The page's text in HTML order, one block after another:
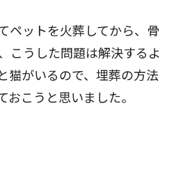
ペットを火葬してから、骨
こうした問題は解決するよ
猫がいるので、埋葬の方法
おこうと思いました。